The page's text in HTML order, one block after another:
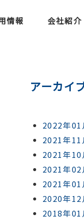
情報 会社紹介
アーカイ
2022年
2021年
2021年
2021年
2021年
2020年
2018年